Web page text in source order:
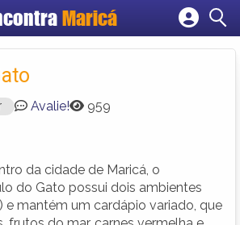
Maricá
Cadastrar empresa
Avalie! 959
da cidade de Maricá, o
do Gato possui dois ambientes
e mantém um cardápio variado, que